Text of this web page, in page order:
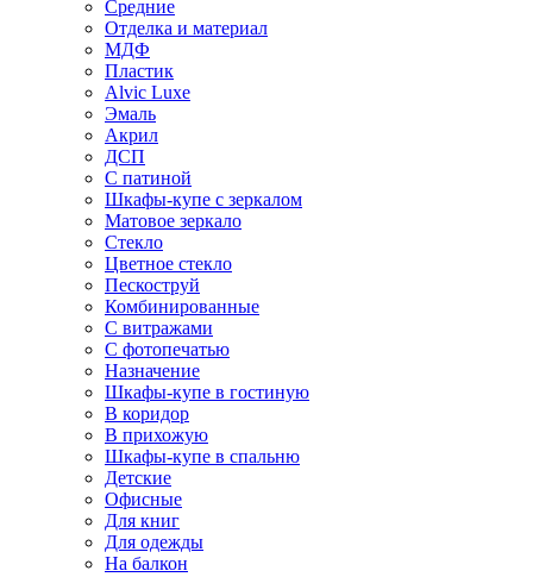
Средние
Отделка и материал
МДФ
Пластик
Alvic Luxe
Эмаль
Акрил
ДСП
С патиной
Шкафы-купе с зеркалом
Матовое зеркало
Стекло
Цветное стекло
Пескоструй
Комбинированные
С витражами
С фотопечатью
Назначение
Шкафы-купе в гостиную
В коридор
В прихожую
Шкафы-купе в спальню
Детские
Офисные
Для книг
Для одежды
На балкон